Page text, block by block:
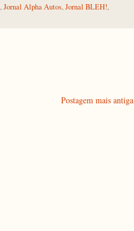
,Jornal Alpha Autos,Jornal BLEH!,
Postagem mais antiga